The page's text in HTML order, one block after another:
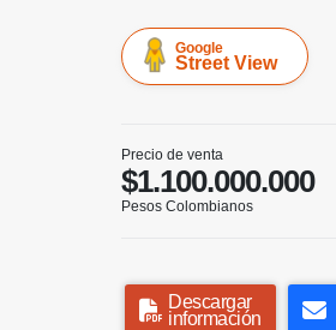
Google
Street View
Precio de venta
$1.100.000.000
Pesos Colombianos
Descargar
información